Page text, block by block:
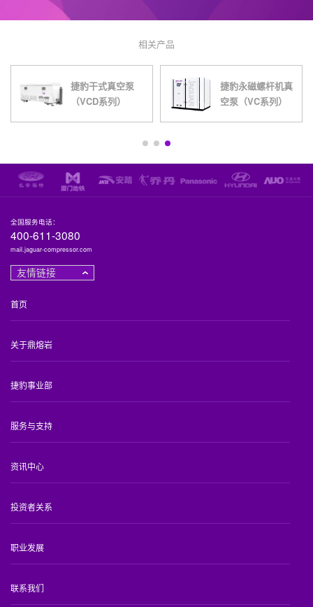
相关产品
捷豹干式真空泵
（VCD系列）
捷豹永磁螺杆机真
空泵（VC系列）
全国服务电话：
400-611-3080
mail.jaguar-compressor.com
友情链接
首页
关于鼎熔岩
捷豹事业部
服务与支持
资讯中心
投资者关系
职业发展
联系我们